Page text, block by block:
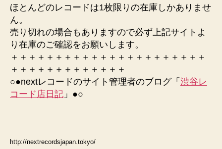
ほとんどのレコードは1枚限りの在庫しかありませ
ん。
売り切れの場合もありますので必ず上記サイトよ
り在庫のご確認をお願いします。
＋＋＋＋＋＋＋＋＋＋＋＋＋＋＋＋＋＋＋＋＋＋
＋＋＋＋＋＋＋＋＋＋＋＋＋
○●nextレコードのサイト管理者のブログ「 渋谷レ
コード店日記 」●○
http://nextrecordsjapan.tokyo/